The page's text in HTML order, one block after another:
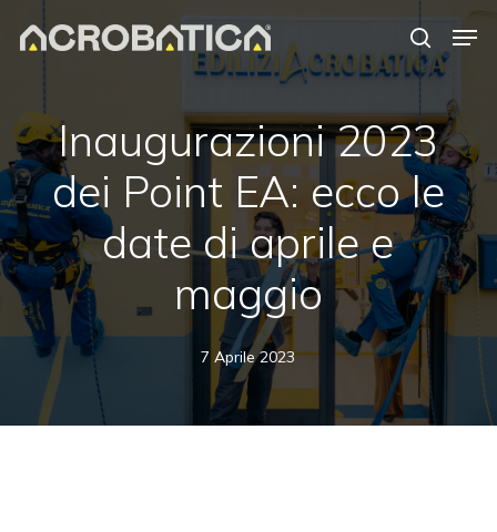
search
Inaugurazioni 2023
dei Point EA: ecco le
date di aprile e
maggio
7 Aprile 2023
Close
Menu